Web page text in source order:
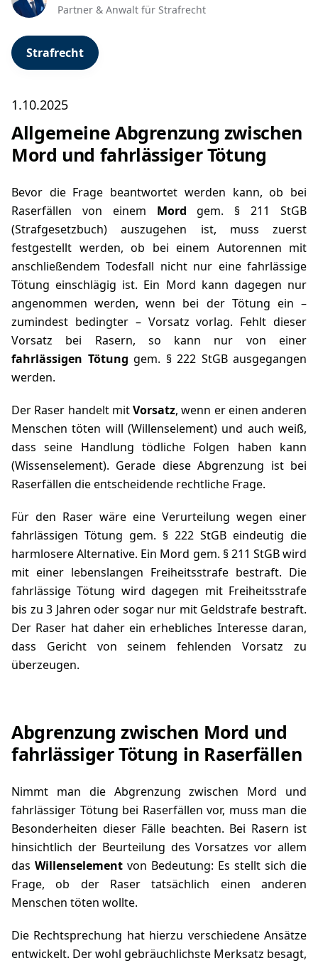
Partner & Anwalt für Strafrecht
Strafrecht
1.10.2025
Allgemeine Abgrenzung zwischen
Mord und fahrlässiger Tötung
Bevor die Frage beantwortet werden kann, ob bei
Raserfällen von einem Mord gem. § 211 StGB
(Strafgesetzbuch) auszugehen ist, muss zuerst
festgestellt werden, ob bei einem Autorennen mit
anschließendem Todesfall nicht nur eine fahrlässige
Tötung einschlägig ist. Ein Mord kann dagegen nur
angenommen werden, wenn bei der Tötung ein –
zumindest bedingter – Vorsatz vorlag. Fehlt dieser
Vorsatz bei Rasern, so kann nur von einer
fahrlässigen Tötung gem. § 222 StGBausgegangen
werden.
Der Raser handelt mitVorsatz, wenn er einen anderen
Menschen töten will (Willenselement) und auch weiß,
dass seine Handlung tödliche Folgen haben kann
(Wissenselement). Gerade diese Abgrenzung ist bei
Raserfällen die entscheidende rechtliche Frage.
Für den Raser wäre eine Verurteilung wegen einer
fahrlässigen Tötung gem. § 222 StGB eindeutig die
harmlosere Alternative. Ein Mord gem. § 211 StGBwird
mit einer lebenslangen Freiheitsstrafe bestraft. Die
fahrlässige Tötung wird dagegen mit Freiheitsstrafe
bis zu 3 Jahren oder sogar nur mit Geldstrafe bestraft.
Der Raser hat daher ein erhebliches Interesse daran,
dass Gericht von seinem fehlenden Vorsatz zu
überzeugen.
Abgrenzung zwischen Mord und
fahrlässiger Tötung in Raserfällen
Nimmt man die Abgrenzung zwischen Mord und
fahrlässiger Tötung bei Raserfällen vor, muss man die
Besonderheiten dieser Fälle beachten. Bei Rasern ist
hinsichtlich der Beurteilung des Vorsatzes vor allem
das Willenselement von Bedeutung: Es stellt sich die
Frage, ob der Raser tatsächlich einen anderen
Menschen töten wollte.
Die Rechtsprechung hat hierzu verschiedene Ansätze
entwickelt. Der wohl gebräuchlichste Merksatz besagt,